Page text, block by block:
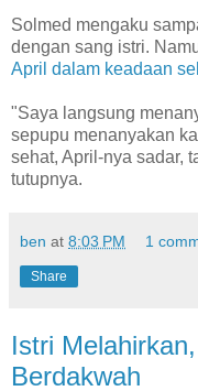
Solmed mengaku
dengan sang istri.
April dalam keadaan
"Saya langsung
sepupu menanyakan
sehat, April-nya sadar,
tutupnya.
ben at 8:03 PM 1
Share
Istri
Berdakwah